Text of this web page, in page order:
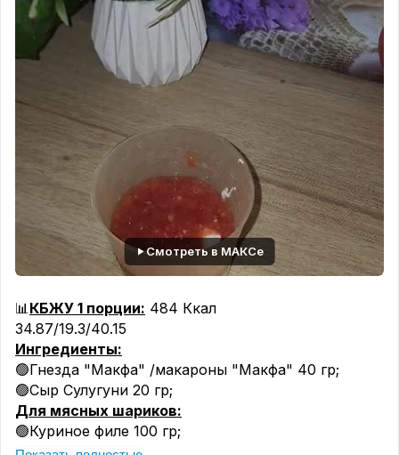
Смотреть в МАКСе
📊КБЖУ 1 порции: 484 Ккал
34.87/19.3/40.15
Ингредиенты:
🟢Гнезда "Макфа" /макароны "Макфа" 40 гр;
🟢Сыр Сулугуни 20 гр;
Для мясных шариков:
🟢Куриное филе 100 гр;